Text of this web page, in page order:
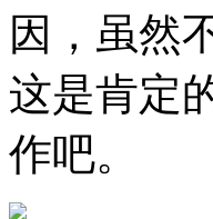
因，虽然
这是肯定
作吧。